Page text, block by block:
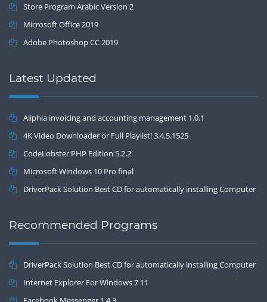
Store Program Arabic Version 2
Microsoft Office 2019
Adobe Photoshop CC 2019
Latest Updated
Aliphia invoicing and accounting management 1.0.1
4K Video Downloader or Full Playlist! 3.4.5.1525
CodeLobster PHP Edition 5.2.2
Microsoft Windows 10 Pro final
DriverPack Solution Best CD for automatically installing Computer
Recommended Programs
DriverPack Solution Best CD for automatically installing Computer
Drivers 17.7
Internet Explorer For Windows 7 11